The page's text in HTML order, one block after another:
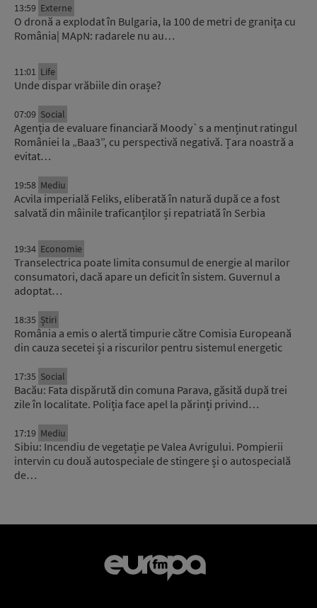
13:59 Externe
O dronă a explodat în Bulgaria, la 100 de metri de granița cu
România| MApN: radarele nu au…
11:01 Life
Unde dispar vrăbiile din orașe?
07:09 Social
Agenția de evaluare financiară Moody`s a menținut ratingul
României la „Baa3”, cu perspectivă negativă. Țara noastră a
evitat…
19:58 Mediu
Acvila imperială Feliks, eliberată în natură după ce a fost
salvată din mâinile traficanților și repatriată în Serbia
19:34 Economie
Transelectrica poate limita consumul de energie al marilor
consumatori, dacă apare un deficit în sistem. Guvernul a
adoptat…
18:35 Știri
România a emis o alertă timpurie către Comisia Europeană
din cauza secetei și a riscurilor pentru sistemul energetic
17:35 Social
Bacău: Fata dispărută din comuna Parava, găsită după trei
zile în localitate. Poliția face apel la părinți privind…
17:19 Mediu
Sibiu: Incendiu de vegetație pe Valea Avrigului. Pompierii
intervin cu două autospeciale de stingere și o autospecială
de…